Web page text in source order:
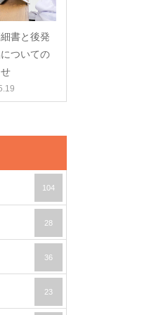
書と後発
ついての
104
28
36
23